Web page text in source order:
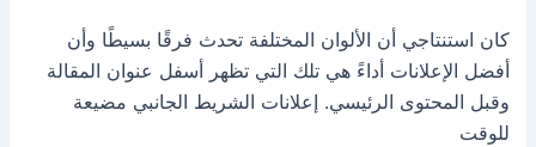
كان استنتاجي أن الألوان المختلفة تحدث فرقًا بسيطًا وأن
أفضل الإعلانات أداءً هي تلك التي تظهر أسفل عنوان المقالة
وقبل المحتوى الرئيسي. إعلانات الشريط الجانبي مضيعة
للوقت